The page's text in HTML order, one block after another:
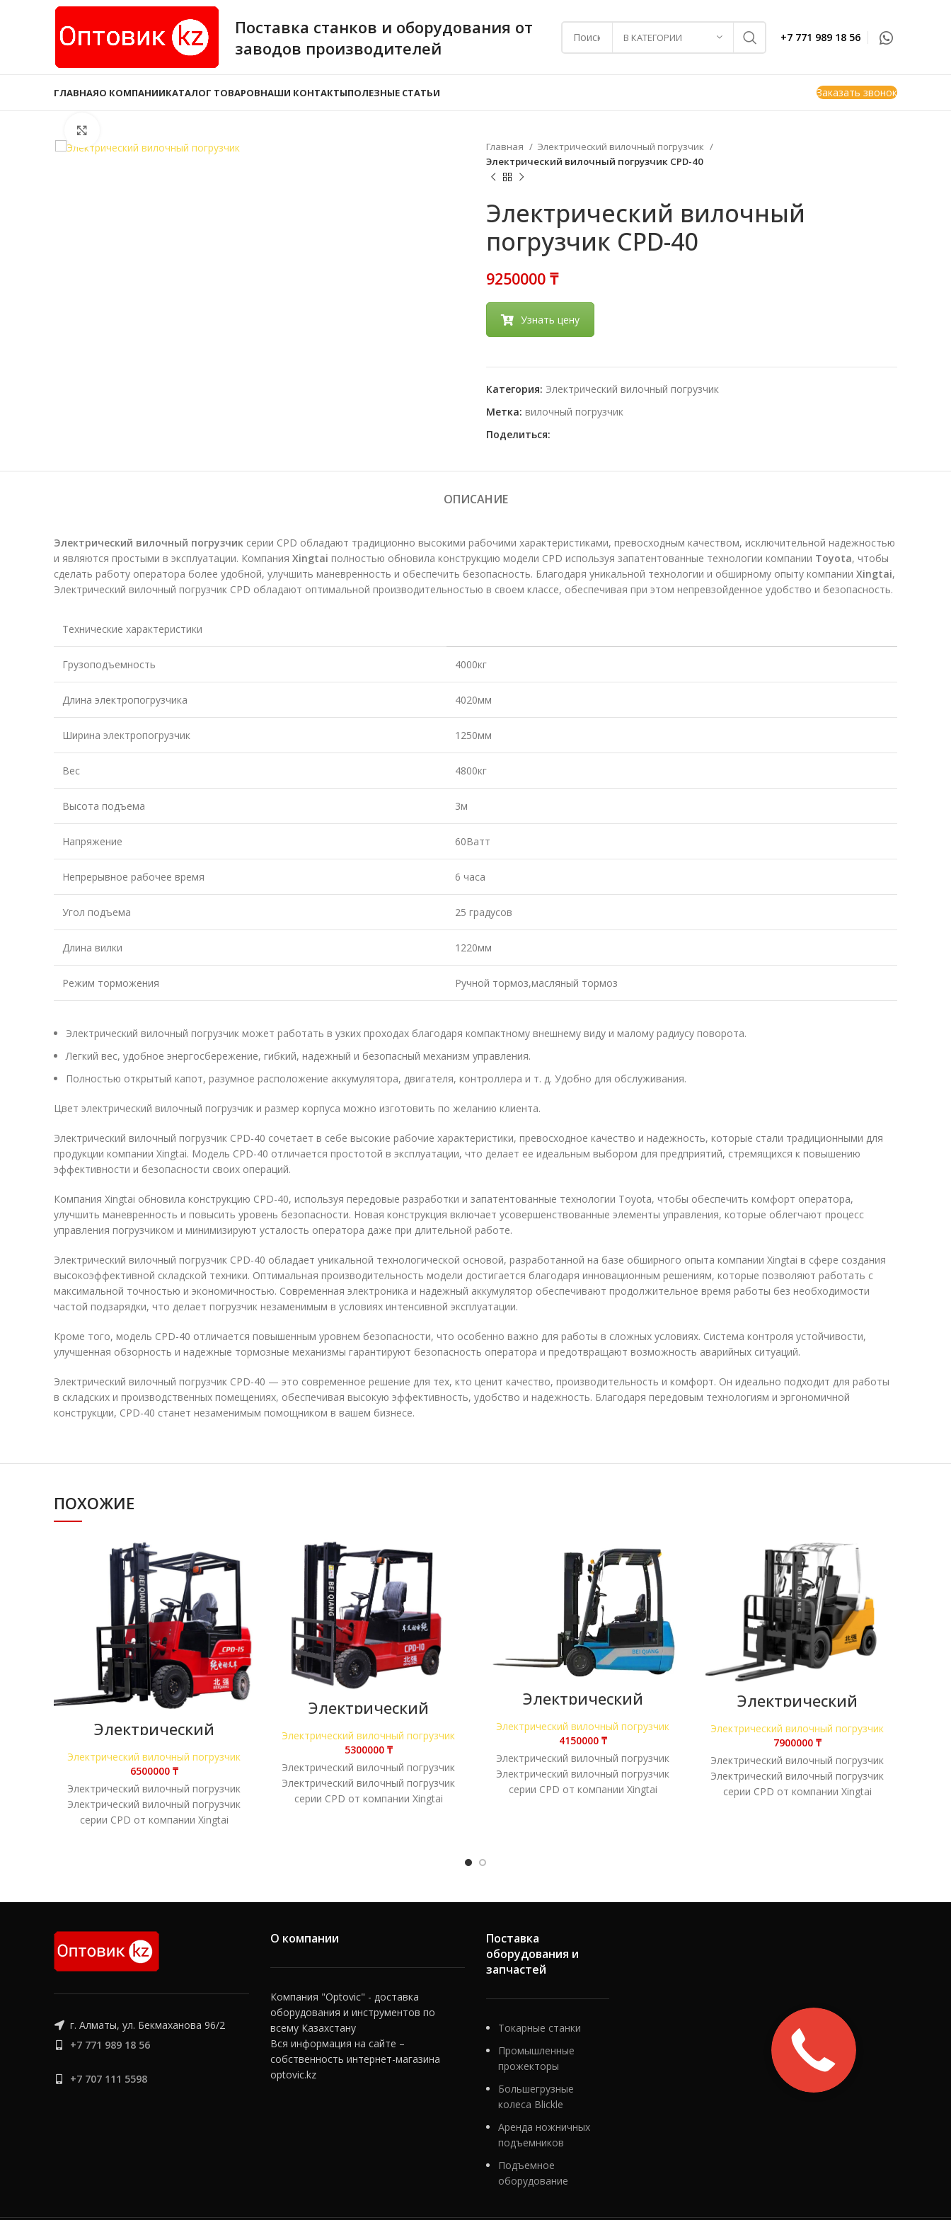
Поставка станков и оборудования от
заводов производителей
В КАТЕГОРИИ +7 771 989 18 56
ГЛАВНАЯО КОМПАНИИКАТАЛОГ ТОВАРОВНАШИ КОНТАКТЫПОЛЕЗНЫЕ СТАТЬИ Заказать звонок
Главная
Электрический вилочный погрузчик
Электрический вилочный погрузчик CPD-40
Электрический вилочный
погрузчик CPD-40
₸
Узнать цену
Категория: Электрический вилочный погрузчик
Метка: вилочный погрузчик
Поделиться:
ОПИСАНИЕ
Электрический вилочный погрузчик серии CPD обладают традиционно высокими рабочими характеристиками, превосходным качеством, исключительной надежностью
и являются простыми в эксплуатации. Компания Xingtai полностью обновила конструкцию модели CPD используя запатентованные технологии компании Toyota, чтобы
сделать работу оператора более удобной, улучшить маневренность и обеспечить безопасность. Благодаря уникальной технологии и обширному опыту компании Xingtai,
Электрический вилочный погрузчик CPD обладают оптимальной производительностью в своем классе, обеспечивая при этом непревзойденное удобство и безопасность.
Технические характеристики
Грузоподъемность 4000кг
Длина электропогрузчика 4020мм
Ширина электропогрузчик 1250мм
Вес 4800кг
Высота подъема 3м
Напряжение 60Ватт
Непрерывное рабочее время 6 часа
Угол подъема 25 градусов
Длина вилки 1220мм
Режим торможения Ручной тормоз,масляный тормоз
Электрический вилочный погрузчик может работать в узких проходах благодаря компактному внешнему виду и малому радиусу поворота.
Легкий вес, удобное энергосбережение, гибкий, надежный и безопасный механизм управления.
Полностью открытый капот, разумное расположение аккумулятора, двигателя, контроллера и т. д. Удобно для обслуживания.
Цвет электрический вилочный погрузчик и размер корпуса можно изготовить по желанию клиента.
Электрический вилочный погрузчик CPD-40 сочетает в себе высокие рабочие характеристики, превосходное качество и надежность, которые стали традиционными для
продукции компании Xingtai. Модель CPD-40 отличается простотой в эксплуатации, что делает ее идеальным выбором для предприятий, стремящихся к повышению
эффективности и безопасности своих операций.
Компания Xingtai обновила конструкцию CPD-40, используя передовые разработки и запатентованные технологии Toyota, чтобы обеспечить комфорт оператора,
улучшить маневренность и повысить уровень безопасности. Новая конструкция включает усовершенствованные элементы управления, которые облегчают процесс
управления погрузчиком и минимизируют усталость оператора даже при длительной работе.
Электрический вилочный погрузчик CPD-40 обладает уникальной технологической основой, разработанной на базе обширного опыта компании Xingtai в сфере создания
высокоэффективной складской техники. Оптимальная производительность модели достигается благодаря инновационным решениям, которые позволяют работать с
максимальной точностью и экономичностью. Современная электроника и надежный аккумулятор обеспечивают продолжительное время работы без необходимости
частой подзарядки, что делает погрузчик незаменимым в условиях интенсивной эксплуатации.
Кроме того, модель CPD-40 отличается повышенным уровнем безопасности, что особенно важно для работы в сложных условиях. Система контроля устойчивости,
улучшенная обзорность и надежные тормозные механизмы гарантируют безопасность оператора и предотвращают возможность аварийных ситуаций.
Электрический вилочный погрузчик CPD-40 — это современное решение для тех, кто ценит качество, производительность и комфорт. Он идеально подходит для работы
в складских и производственных помещениях, обеспечивая высокую эффективность, удобство и надежность. Благодаря передовым технологиям и эргономичной
конструкции, CPD-40 станет незаменимым помощником в вашем бизнесе.
ПОХОЖИЕ
Электрический
вилочный погрузчик
CPD-15
Электрический вилочный погрузчик
₸
Электрический вилочный погрузчик
Электрический вилочный погрузчик
серии CPD от компании Xingtai
Электрический
вилочный погрузчик
CPD-10
Электрический вилочный погрузчик
₸
Электрический вилочный погрузчик
Электрический вилочный погрузчик
серии CPD от компании Xingtai
Электрический
вилочный погрузчик
CPD-10
Электрический вилочный погрузчик
₸
Электрический вилочный погрузчик
Электрический вилочный погрузчик
серии CPD от компании Xingtai
Электрический
вилочный погрузчик
CPD-30
Электрический вилочный погрузчик
₸
Электрический вилочный погрузчик
Электрический вилочный погрузчик
серии CPD от компании Xingtai
г. Алматы, ул. Бекмаханова 96/2
+7 771 989 18 56
+7 707 111 5598
О компании
Компания "Optovic" - доставка
оборудования и инструментов по
всему Казахстану
Вся информация на сайте –
собственность интернет-магазина
optovic.kz
Поставка
оборудования и
запчастей
Токарные станки
Промышленные
прожекторы
Большегрузные
колеса Blickle
Аренда ножничных
подъемников
Подъемное
оборудование